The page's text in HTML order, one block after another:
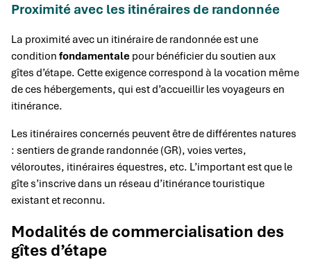
Proximité avec les itinéraires de randonnée
La proximité avec un itinéraire de randonnée est une
condition fondamentale pour bénéficier du soutien aux
gîtes d’étape. Cette exigence correspond à la vocation même
de ces hébergements, qui est d’accueillir les voyageurs en
itinérance.
Les itinéraires concernés peuvent être de différentes natures
: sentiers de grande randonnée (GR), voies vertes,
véloroutes, itinéraires équestres, etc. L’important est que le
gîte s’inscrive dans un réseau d’itinérance touristique
existant et reconnu.
Modalités de commercialisation des
gîtes d’étape